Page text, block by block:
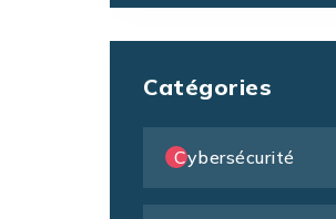
Catégories
Cybersécurité